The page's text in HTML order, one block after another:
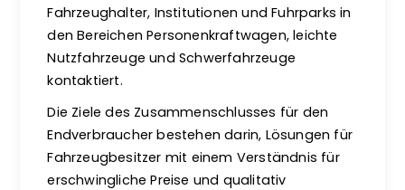
Fahrzeughalter, Institutionen und Fuhrparks in
den Bereichen Personenkraftwagen, leichte
Nutzfahrzeuge und Schwerfahrzeuge
kontaktiert.
Die Ziele des Zusammenschlusses für den
Endverbraucher bestehen darin, Lösungen für
Fahrzeugbesitzer mit einem Verständnis für
erschwingliche Preise und qualitativ